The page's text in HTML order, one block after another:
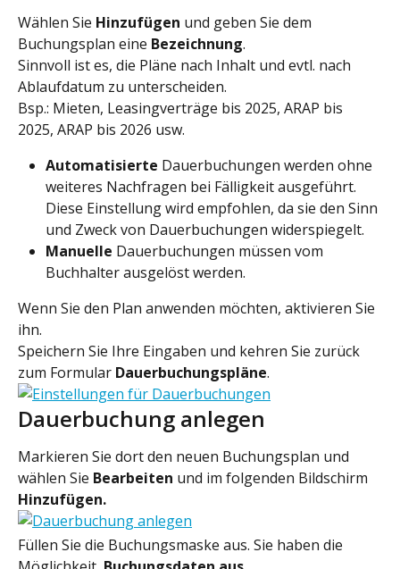
Wählen Sie Hinzufügen und geben Sie dem
Buchungsplan eine Bezeichnung.
Sinnvoll ist es, die Pläne nach Inhalt und evtl. nach
Ablaufdatum zu unterscheiden.
Bsp.: Mieten, Leasingverträge bis 2025, ARAP bis
2025, ARAP bis 2026 usw.
Automatisierte Dauerbuchungen werden ohne
weiteres Nachfragen bei Fälligkeit ausgeführt.
Diese Einstellung wird empfohlen, da sie den Sinn
und Zweck von Dauerbuchungen widerspiegelt.
Manuelle Dauerbuchungen müssen vom
Buchhalter ausgelöst werden.
Wenn Sie den Plan anwenden möchten, aktivieren Sie
ihn.
Speichern Sie Ihre Eingaben und kehren Sie zurück
zum Formular Dauerbuchungspläne.
Dauerbuchung anlegen
Markieren Sie dort den neuen Buchungsplan und
wählen Sie Bearbeiten und im folgenden Bildschirm
Hinzufügen.
Füllen Sie die Buchungsmaske aus. Sie haben die